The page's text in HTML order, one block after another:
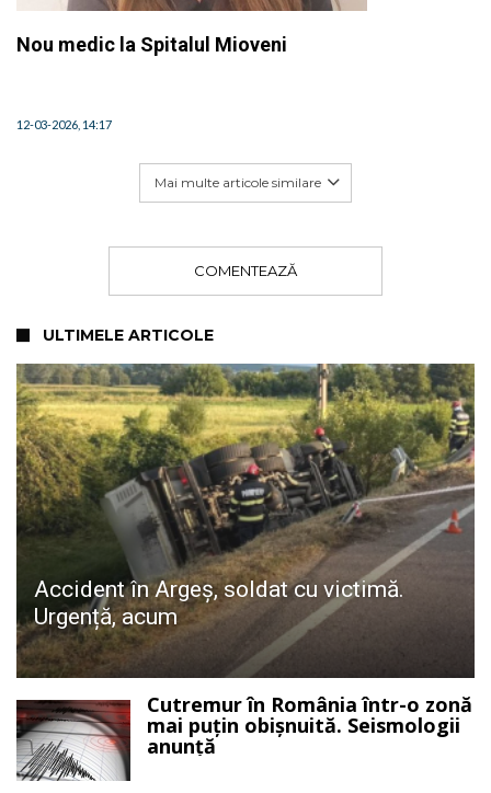
Nou medic la Spitalul Mioveni
12-03-2026, 14:17
Mai multe articole similare
COMENTEAZĂ
ULTIMELE ARTICOLE
Accident în Argeș, soldat cu victimă.
Urgență, acum
Cutremur în România într-o zonă
mai puțin obișnuită. Seismologii
anunță